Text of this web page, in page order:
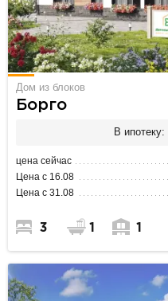
Дом из блоков
Борго
В ипотеку:
цена сейчас
Цена с 16.08
Цена с 31.08
3 1 1